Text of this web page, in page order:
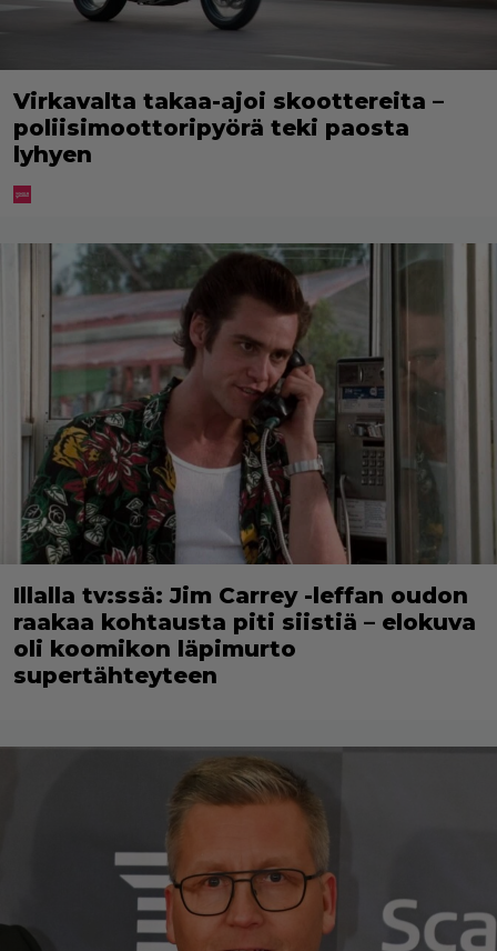
Virkavalta takaa-ajoi skoottereita –
poliisimoottoripyörä teki paosta
lyhyen
Illalla tv:ssä: Jim Carrey -leffan oudon
raakaa kohtausta piti siistiä – elokuva
oli koomikon läpimurto
supertähteyteen